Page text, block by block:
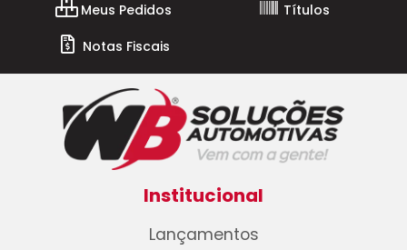
Meus Pedidos
Títulos
Notas Fiscais
Institucional
Lançamentos